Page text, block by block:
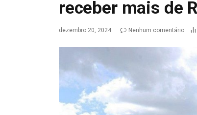
receber mais de
dezembro 20, 2024 Nenhum comentário